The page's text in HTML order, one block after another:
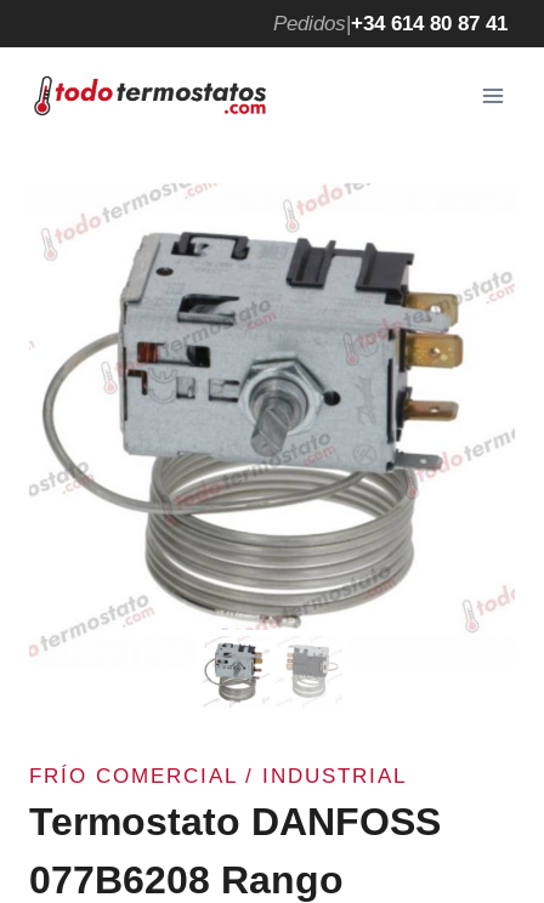
al
contenido
Pedidos|+34 614 80 87 41
FRÍO COMERCIAL / INDUSTRIAL
Termostato DANFOSS
077B6208 Rango